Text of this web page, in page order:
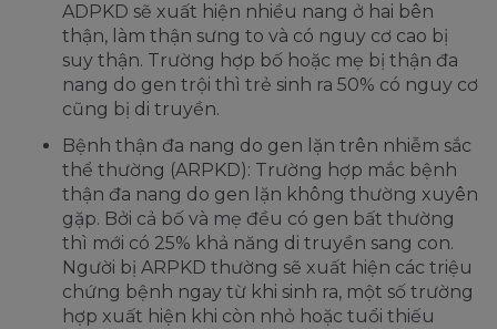
ADPKD sẽ xuất hiện nhiều nang ở hai bên
thận, làm thận sưng to và có nguy cơ cao bị
suy thận. Trường hợp bố hoặc mẹ bị thận đa
nang do gen trội thì trẻ sinh ra 50% có nguy cơ
cũng bị di truyền.
Bệnh thận đa nang do gen lặn trên nhiễm sắc
thể thường (ARPKD): Trường hợp mắc bệnh
thận đa nang do gen lặn không thường xuyên
gặp. Bởi cả bố và mẹ đều có gen bất thường
thì mới có 25% khả năng di truyền sang con.
Người bị ARPKD thường sẽ xuất hiện các triệu
chứng bệnh ngay từ khi sinh ra, một số trường
hợp xuất hiện khi còn nhỏ hoặc tuổi thiếu